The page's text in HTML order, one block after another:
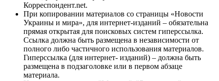
Корреспондент.net.
При копировании материалов со страницы «Новости
Украины и мира», для интернет-изданий – обязательна
прямая открытая для поисковых систем гиперссылка.
Ссылка должна быть размещена в независимости от
полного либо частичного использования материалов.
Гиперссылка (для интернет- изданий) – должна быть
размещена в подзаголовке или в первом абзаце
материала.